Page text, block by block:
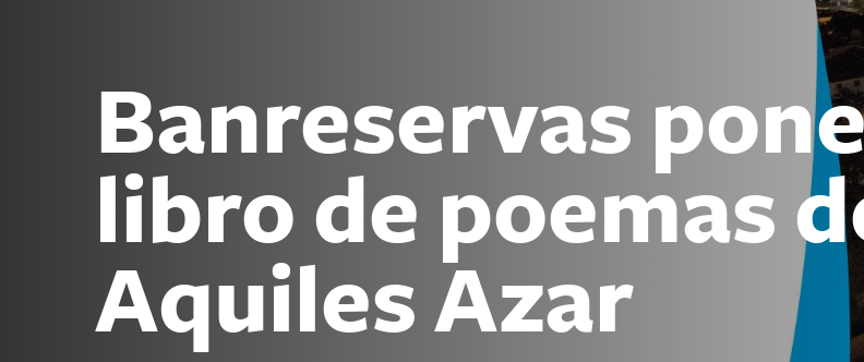
Banreservas
libro de poemas
Aquiles Azar